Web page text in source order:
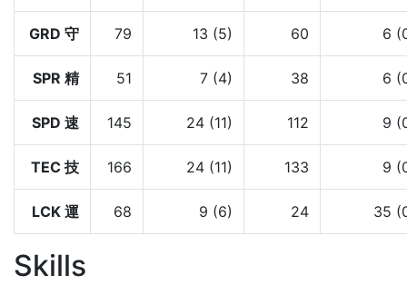
GRD 守 79 13 (5) 60 6
SPR 精 51 7 (4) 38 6
SPD 速 145 24 (11) 112 9
TEC 技 166 24 (11) 133 9
LCK 運 68 9 (6) 24 35
Skills